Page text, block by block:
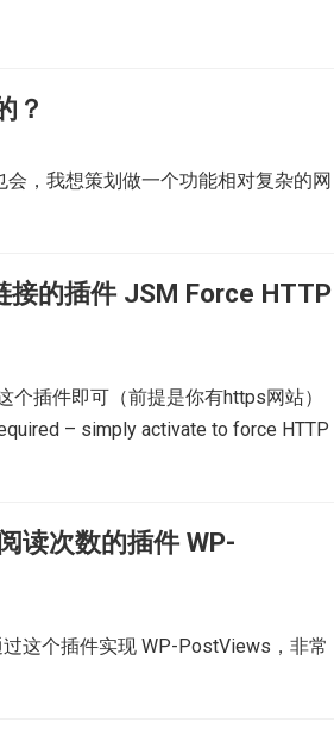
？
，我想策划做一个功能相对复杂的网
的插件 JSM Force HTTP
插件即可（前提是你有https网站）
– simply activate to force HTTP
读次数的插件 WP-
这个插件实现 WP-PostViews，非常